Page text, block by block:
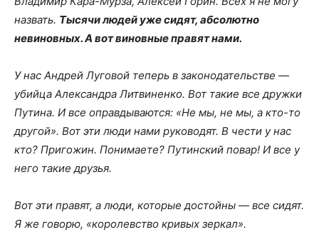
назвать. Тысячи людей уже сидят, абсолютно
невиновных. А вот виновные правят нами.
У нас Андрей Луговой теперь в законодательстве —
убийца Александра Литвиненко. Вот такие все дружки
Путина. И все оправдываются: «Не мы, не мы, а кто-то
другой». Вот эти люди нами руководят. В чести у нас
кто? Пригожин. Понимаете? Путинский повар! И все у
него такие друзья.
Вот эти правят, а люди, которые достойны — все сидят.
Я же говорю, «королевство кривых зеркал».